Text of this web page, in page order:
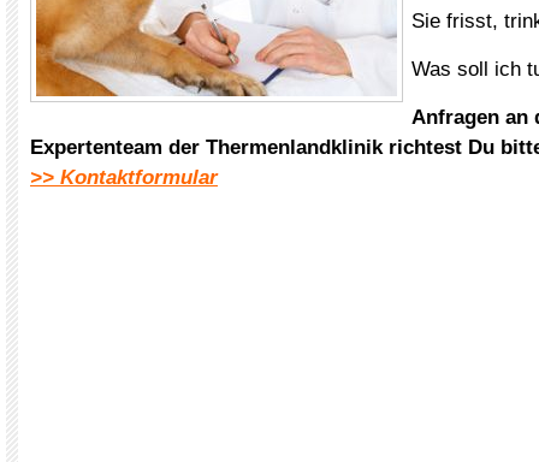
Sie frisst,
Was soll ich
Anfragen an
Expertenteam der Thermenlandklinik richtest Du
>> Kontaktformular